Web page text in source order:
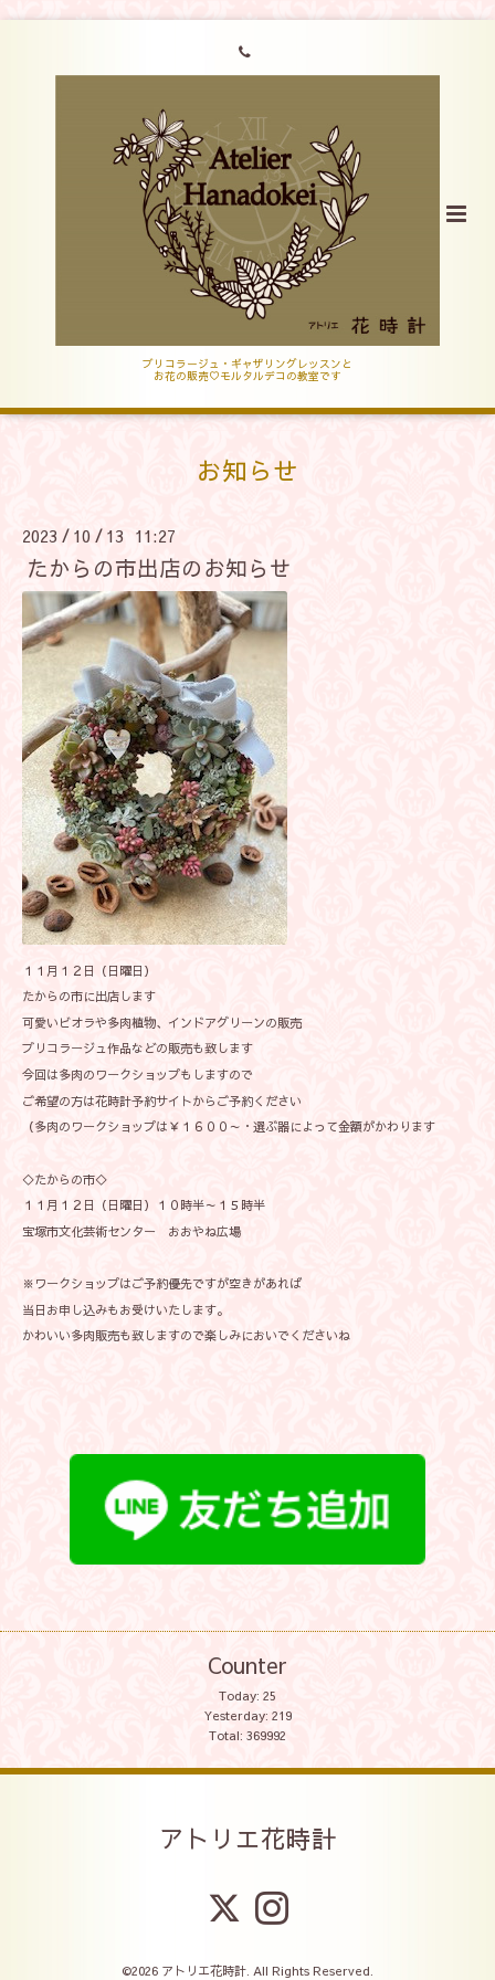
ブリコラージュ・ギャザリングレッスンと
お花の販売♡モルタルデコの教室です
お知らせ
2023 / 10 / 13 11:27
たからの市出店のお知らせ
１１月１２日（日曜日）
たからの市に出店します
可愛いビオラや多肉植物、インドアグリーンの販売
ブリコラージュ作品などの販売も致します
今回は多肉のワークショップもしますので
ご希望の方は花時計予約サイトからご予約ください
（多肉のワークショップは￥１６００～・選ぶ器によって金額がかわります
◇たからの市◇
１１月１２日（日曜日）１０時半～１５時半
宝塚市文化芸術センター おおやね広場
※ワークショップはご予約優先ですが空きがあれば
当日お申し込みもお受けいたします。
かわいい多肉販売も致しますので楽しみにおいでくださいね
Counter
Today: 25
Yesterday: 219
Total: 369992
アトリエ花時計
©2026 アトリエ花時計 . All Rights Reserved.